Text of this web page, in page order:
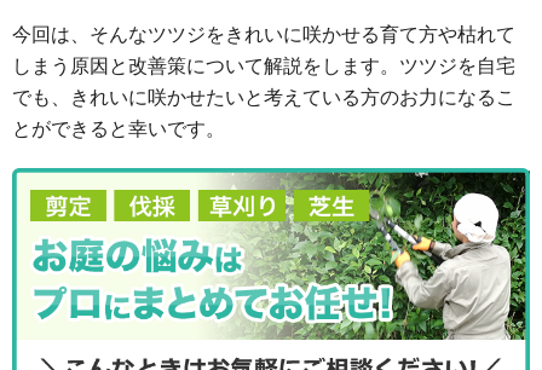
今回は、そんなツツジをきれいに咲かせる育て方や枯れて
しまう原因と改善策について解説をします。ツツジを自宅
でも、きれいに咲かせたいと考えている方のお力になるこ
とができると幸いです。